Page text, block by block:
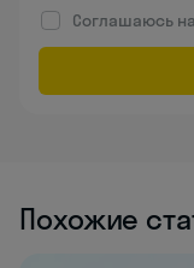
Соглашаюсь на
Похожие